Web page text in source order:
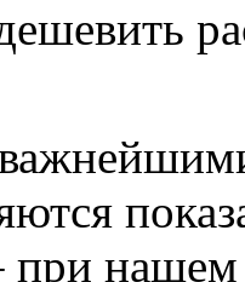
при